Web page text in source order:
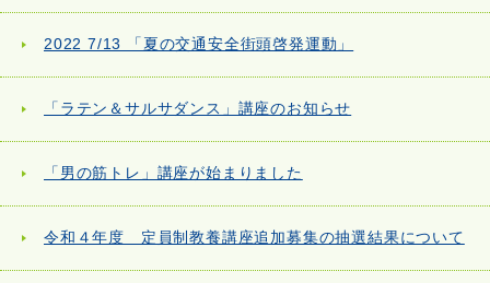
2022 7/13 「夏の交通安全街頭啓発運動」
「ラテン＆サルサダンス」講座のお知らせ
「男の筋トレ」講座が始まりました
令和４年度 定員制教養講座追加募集の抽選結果について